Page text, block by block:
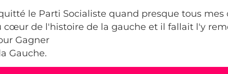
le Parti Socialiste quand presque tous
cœur de l'histoire de la gauche et il fallait l'y
Gagner
Gauche.